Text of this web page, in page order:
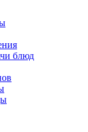
блюд